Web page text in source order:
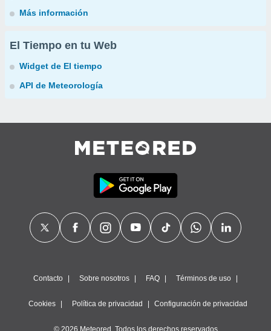
Más información
El Tiempo en tu Web
Widget de El tiempo
API de Meteorología
Contacto Sobre nosotros FAQ Términos de uso
Cookies Política de privacidad Configuración de privacidad
© 2026 Meteored. Todos los derechos reservados